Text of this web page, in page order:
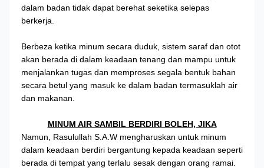
dalam badan tidak dapat berehat seketika selepas
berkerja.
Berbeza ketika minum secara duduk, sistem saraf dan otot
akan berada di dalam keadaan tenang dan mampu untuk
menjalankan tugas dan memproses segala bentuk bahan
secara betul yang masuk ke dalam badan termasuklah air
dan makanan.
MINUM AIR SAMBIL BERDIRI BOLEH, JIKA
Namun, Rasulullah S.A.W mengharuskan untuk minum
dalam keadaan berdiri bergantung kepada keadaan seperti
berada di tempat yang terlalu sesak dengan orang ramai.